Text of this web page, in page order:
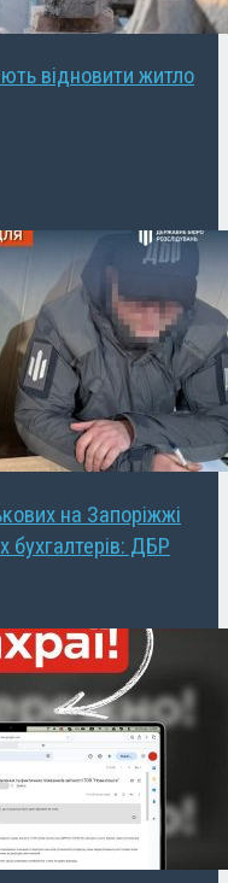
відновити житло
на Запоріжжі
бухгалтерів: ДБР